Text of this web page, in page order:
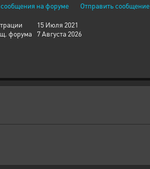
на форуме Отправить сообщение
15 Июля 2021
форума
7 Августа 2026